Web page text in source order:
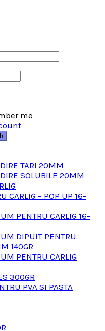
me
TARI 20MM
SOLUBILE 20MM
CARLIG – POP UP 16-
PENTRU CARLIG 16-
DIPUIT PENTRU
140GR
PENTRU CARLIG
300GR
PVA SI PASTA